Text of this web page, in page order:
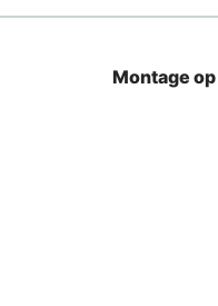
Montage